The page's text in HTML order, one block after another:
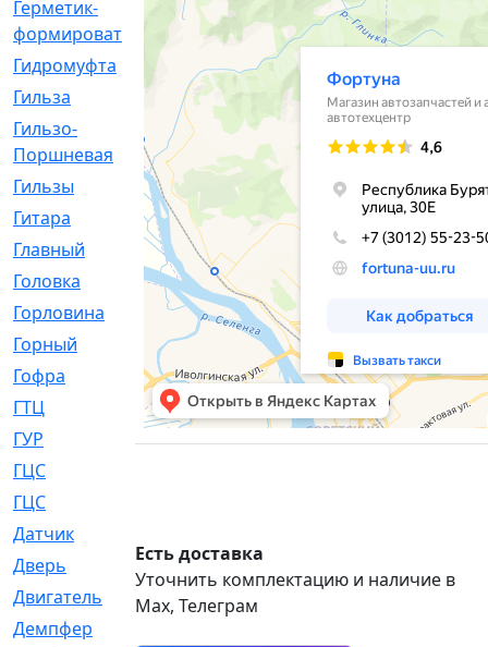
Герметик-
формирователь
[3]
Гидромуфта
[47]
Гильза
[56]
Гильзо-
Поршневая
[13]
Гильзы
[259]
Гитара
[7]
Главный
[29]
Головка
[28]
Горловина
[14]
Горный
Гофра
[86]
ГТЦ
[96]
ГУР
[34]
ГЦC
ГЦС
Датчик
Дверь
[249]
Двигатель
[64]
Демпфер
Есть доставка
Уточнить комплектацию и наличие в
Max, Телеграм